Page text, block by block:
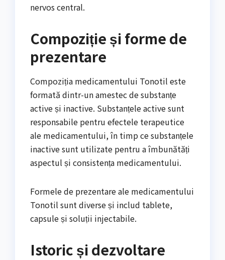
nervos central.
Compoziție și forme de
prezentare
Compoziția medicamentului Tonotil este
formată dintr-un amestec de substanțe
active și inactive. Substanțele active sunt
responsabile pentru efectele terapeutice
ale medicamentului, în timp ce substanțele
inactive sunt utilizate pentru a îmbunătăți
aspectul și consistența medicamentului.
Formele de prezentare ale medicamentului
Tonotil sunt diverse și includ tablete,
capsule și soluții injectabile.
Istoric și dezvoltare